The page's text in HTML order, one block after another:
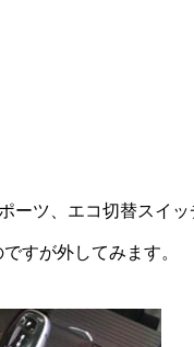
ーツ、エコ切替スイ
すが外してみます。